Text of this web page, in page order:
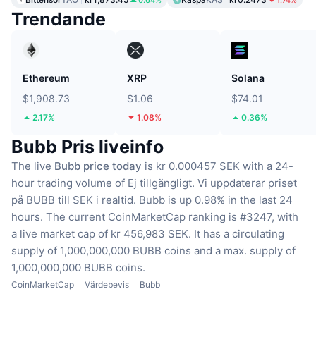
Trendande
Ethereum
$1,908.73
2.17%
XRP
$1.06
1.08%
Solana
$74.01
0.36%
Bubb Pris liveinfo
The live Bubb price today is kr 0.000457 SEK with a 24-
hour trading volume of Ej tillgängligt. Vi uppdaterar priset
på BUBB till SEK i realtid. Bubb is up 0.98% in the last 24
hours. The current CoinMarketCap ranking is #3247, with
a live market cap of kr 456,983 SEK. It has a circulating
supply of 1,000,000,000 BUBB coins and a max. supply of
1,000,000,000 BUBB coins.
CoinMarketCap Värdebevis Bubb